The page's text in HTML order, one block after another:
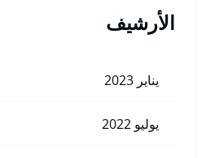
الأرشيف
يناير 2023
يوليو 2022